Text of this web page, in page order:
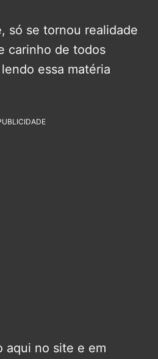
só se tornou realidade
carinho de todos
essa matéria
aqui no site e em